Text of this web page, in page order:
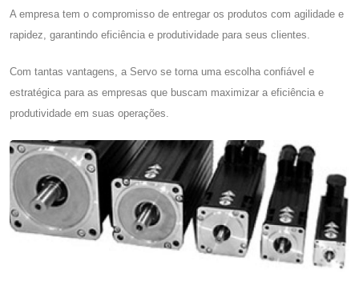
A empresa tem o compromisso de entregar os produtos com agilidade e
rapidez, garantindo eficiência e produtividade para seus clientes.
Com tantas vantagens, a Servo se torna uma escolha confiável e
estratégica para as empresas que buscam maximizar a eficiência e
produtividade em suas operações.